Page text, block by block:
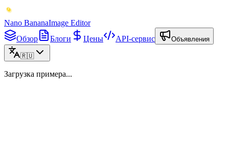
Nano BananaImage Editor
Обзор
Блоги Цены API-сервис Объявления
🇷🇺
Загрузка примера...